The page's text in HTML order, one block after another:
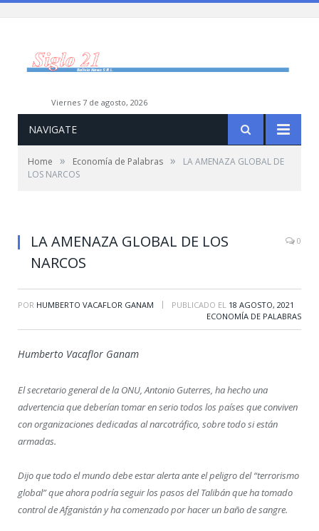
viernes 7 de agosto, 2026
NAVIGATE
Home » Economía de Palabras »
LA AMENAZA GLOBAL DE
LOS NARCOS
LA AMENAZA GLOBAL DE LOS
NARCOS
0
POR HUMBERTO VACAFLOR GANAM | PUBLICADO EL 18 AGOSTO, 2021
ECONOMÍA DE PALABRAS
Humberto Vacaflor Ganam
El secretario general de la ONU, Antonio Guterres, ha hecho una
advertencia que deberían tomar en serio todos los países que conviven
con organizaciones dedicadas al narcotráfico, sobre todo si están
armadas.
Dijo que todo el mundo debe estar alerta ante el peligro del “terrorismo
global” que ahora podría seguir los pasos del Talibán que ha tomado
control de Afganistán y ha comenzado por hacer un baño de sangre.